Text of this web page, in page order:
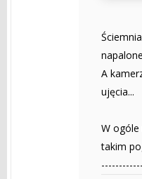
A
ujęcia...
W ogóle
takim